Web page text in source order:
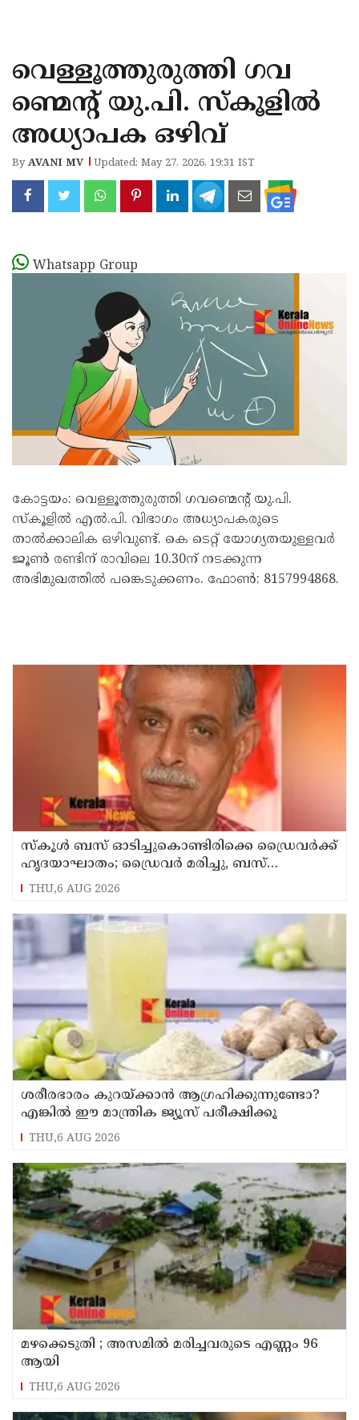
KANNUR
KASARAGOD
വെള്ളൂത്തുരുത്തി ഗവ
ണ്മെന്റ് യു.പി. സ്‌കൂളിൽ
അധ്യാപക ഒഴിവ്
ByAVANI MV Updated: May 27, 2026, 19:31 IST
Whatsapp Group
കോട്ടയം: വെള്ളൂത്തുരുത്തി ഗവണ്മെന്റ് യു.പി.
സ്‌കൂളിൽ എൽ.പി. വിഭാഗം അധ്യാപകരുടെ
താൽക്കാലിക ഒഴിവുണ്ട്. കെ ടെറ്റ് യോഗ്യതയുള്ളവർ
ജൂൺ രണ്ടിന് രാവിലെ 10.30ന് നടക്കുന്ന
അഭിമുഖത്തിൽ പങ്കെടുക്കണം. ഫോൺ: 8157994868.
സ്കൂൾ ബസ് ഓടിച്ചുകൊണ്ടിരിക്കെ ഡ്രൈവർക്ക്
ഹൃദയാഘാതം; ഡ്രൈവർ മരിച്ചു, ബസ്
കെട്ടിടത്തിൽ ഇടിച്ചുനിന്നു; രണ്ട് കുട്ടികൾക്ക്
THU,6 AUG 2026
ശരീരഭാരം കുറയ്ക്കാൻ ആഗ്രഹിക്കുന്നുണ്ടോ?
എങ്കിൽ ഈ മാന്ത്രിക ജ്യൂസ് പരീക്ഷിക്കൂ
THU,6 AUG 2026
മഴക്കെടുതി ; അസമില്‍ മരിച്ചവരുടെ എണ്ണം 96
ആയി
THU,6 AUG 2026